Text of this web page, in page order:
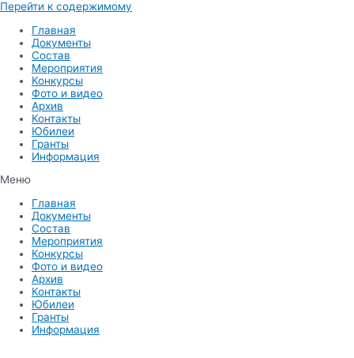
Перейти к содержимому
Главная
Документы
Состав
Мероприятия
Конкурсы
Фото и видео
Архив
Контакты
Юбилеи
Гранты
Информация
Меню
Главная
Документы
Состав
Мероприятия
Конкурсы
Фото и видео
Архив
Контакты
Юбилеи
Гранты
Информация